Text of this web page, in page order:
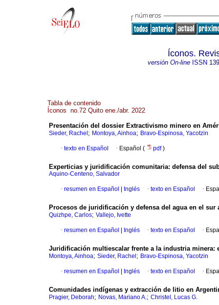
Íconos.
versión On-lineISSN
Tabla de contenido
Íconos no.72 Quito ene./abr. 2022
Presentación del dossier Extractivismo minero en
Sieder, Rachel ; Montoya, Ainhoa; Bravo-Espinosa, Yacotzin
· texto en Español · Español ( pdf)
Experticias y juridificación comunitaria: defensa del
Aquino-Centeno, Salvador
· resumen en Español Inglés · texto en Español ·
Procesos de juridificación y defensa del agua en el sur
Quizhpe, Carlos; Vallejo, Ivette
· resumen en Español Inglés · texto en Español ·
Juridificación multiescalar frente a la industria minera:
Montoya, Ainhoa; Sieder, Rachel ; Bravo-Espinosa, Yacotzin
· resumen en Español Inglés · texto en Español ·
Comunidades indígenas y extracción de litio en
Pragier, Deborah; Novas, Mariano A.; Christel, Lucas G.